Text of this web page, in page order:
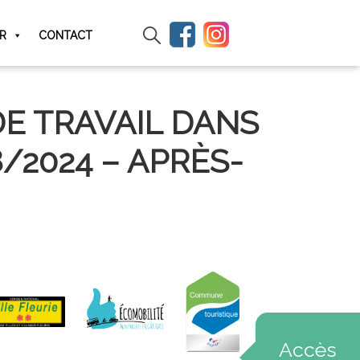
CONTACT
TRAVAIL DANS
2024 – APRÈS-
Accès